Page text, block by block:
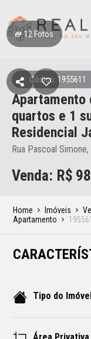
12 Fotos
Código: 1955611
Apartamento
quartos e 1
Residencial
Rua Pascoal Simone,
Venda: R$
Home Imóveis
Apartamento
Tipo do
Área Privativa